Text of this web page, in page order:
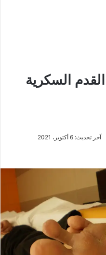
السكرية
آخر تحديث: 6 أكتوبر، 2021